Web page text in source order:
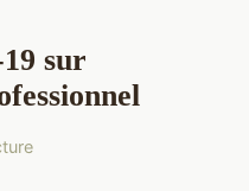
sur